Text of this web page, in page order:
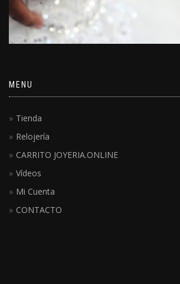
MENU
Tienda
Relojería
CARRITO JOYERIA.ONLINE
Vídeos
Mi Cuenta
CONTACTO